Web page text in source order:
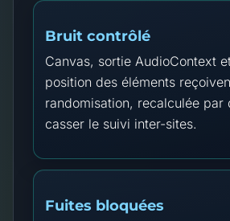
Bruit contrôlé
Canvas, sortie AudioContext
position des éléments
randomisation, recalculée par
casser le suivi inter-sites.
Fuites bloquées